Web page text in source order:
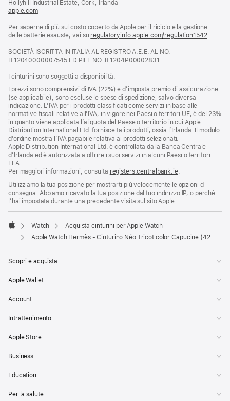
Hollyhill Industrial Estate, Cork, Irlanda
apple.com(si
una
nuova
Per saperne di più sul costo coperto da Apple per il riciclo e la gestione
delle batterie esauste, vai su regulatoryinfo.apple.com/regulation1542(si
SOCIETÀ ISCRITTA IN ITALIA AL REGISTRO A.E.E. AL NO.
IT12040000007545 ED PILE NO. IT1204P00002831
I cinturini sono soggetti a disponibilità.
I prezzi sono comprensivi di IVA (22%) e d’imposta premio di assicurazione
(se applicabile), sono escluse le spese di spedizione, salvo diversa
indicazione. L’IVA per i prodotti classificati come servizi in base alle
normative fiscali relative all’IVA, in vigore nei Paesi o territori UE, è del 23%
in quanto viene applicata l’aliquota del Paese o territorio in cui Apple
Distribution International Ltd. fornisce tali prodotti, ossia l’Irlanda. Il modulo
d’ordine mostra l’IVA pagabile relativa ai prodotti selezionati.
Apple Distribution International Ltd. è controllata dalla Banca Centrale
d’Irlanda ed è autorizzata a offrire i suoi servizi in alcuni Paesi o territori
EEA.
Per maggiori informazioni, consulta registers.centralbank.ie.
Utilizziamo la tua posizione per mostrarti più velocemente le opzioni di
consegna. Abbiamo ricavato la tua posizione dal tuo indirizzo IP, o perché
l’hai impostata durante una precedente visita sul sito Apple.
Apple
Watch
Acquista cinturini per Apple Watch
Apple Watch Hermès - Cinturino Néo Tricot color Capucine (42 mm)
Scopri e acquista
Apple Wallet
Account
Intrattenimento
Apple Store
Business
Education
Per la salute